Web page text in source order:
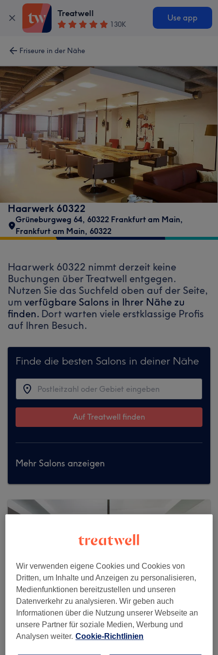
Treatwell
130K
Use app
Friseure in der Nähe
Haarwerk 60322
Grüneburgweg 64, 60322 Frankfurt am Main,
Frankfurt am Main, 60322
Haarwerk 60322 nimmt derzeit keine
Buchungen über Treatwell entgegen.
Nutzen Sie das Suchfeld oben auf der Seite,
um verfügbare Salons in Ihrer Nähe zu
finden. Dort warten viele erstklassige Profis
auf Ihren Besuch.
Finde die besten Salons in deiner Nähe
Auf Treatwell finden
Mehr Salons anzeigen
Wir verwenden eigene Cookies und Cookies von
Dritten, um Inhalte und Anzeigen zu personalisieren,
Medienfunktionen bereitzustellen und unseren
Datenverkehr zu analysieren. Wir geben auch
Informationen über die Nutzung unserer Webseite an
unsere Partner für soziale Medien, Werbung und
Analysen weiter. Cookie-Richtlinien